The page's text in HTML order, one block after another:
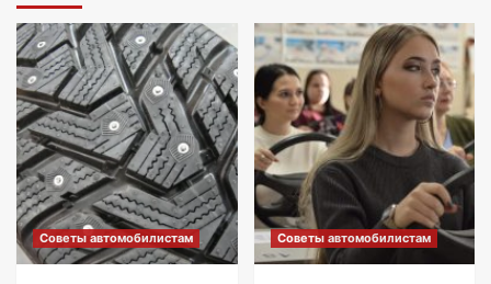
Советы автомобилистам Советы автомобилистам